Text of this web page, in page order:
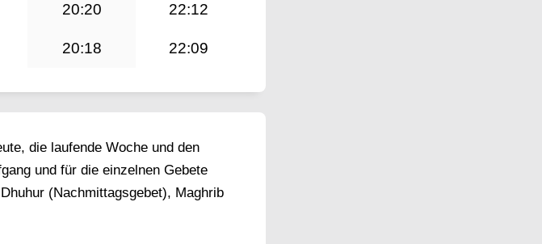
20:20 22:12
20:18 22:09
die laufende Woche und den
und für die einzelnen Gebete
(Nachmittagsgebet), Maghrib